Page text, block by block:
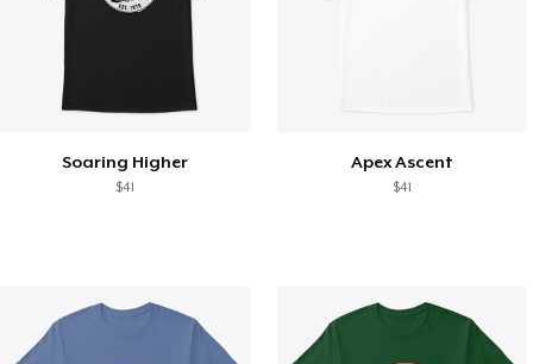
Soaring Higher
$41
Apex Ascent
$41